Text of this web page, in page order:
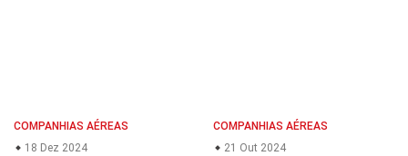
COMPANHIAS AÉREAS
18 Dez 2024
COMPANHIAS AÉREAS
21 Out 2024